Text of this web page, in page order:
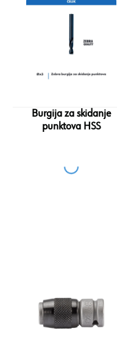
Burgija za skidanje
punktova HSS